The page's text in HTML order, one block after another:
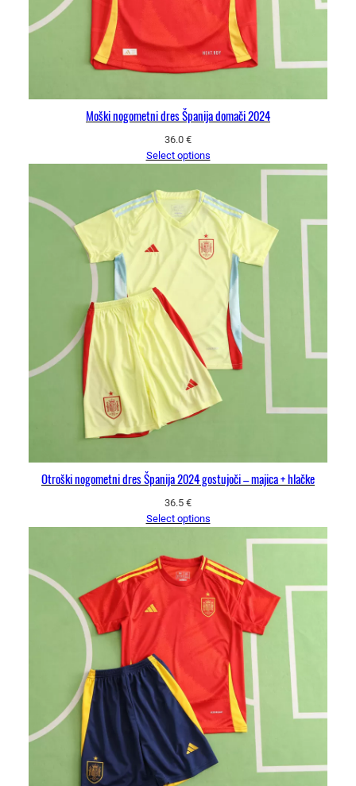
Moški nogometni dres Španija domači 2024
36.0 €
Select options
Otroški nogometni dres Španija 2024 gostujoči – majica + hlačke
36.5 €
Select options